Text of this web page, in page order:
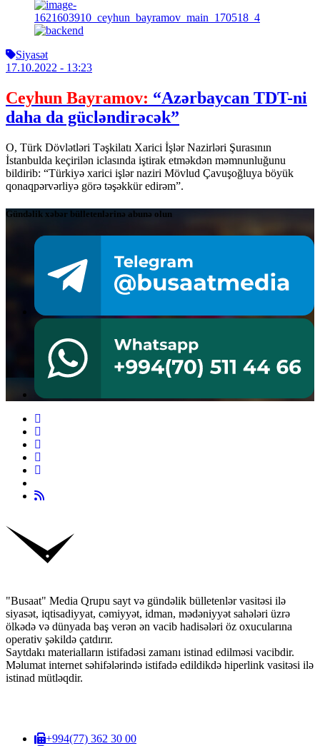
Siyasət
17.10.2022 - 13:23
Ceyhun Bayramov: “Azərbaycan TDT-ni
daha da gücləndirəcək”
O, Türk Dövlətləri Təşkilatı Xarici İşlər Nazirləri Şurasının
İstanbulda keçirilən iclasında iştirak etməkdən məmnunluğunu
bildirib: “Türkiyə xarici işlər naziri Mövlud Çavuşoğluya böyük
qonaqpərvərliyə görə təşəkkür edirəm”.
Gündəlik xəbər bülletenlərinə abunə olun
"Busaat" Media Qrupu sayt və gündəlik bülletenlər vasitəsi ilə
siyasət, iqtisadiyyat, cəmiyyət, idman, mədəniyyət sahələri üzrə
ölkədə və dünyada baş verən ən vacib hadisələri öz oxucularına
operativ şəkildə çatdırır.
Saytdakı materialların istifadəsi zamanı istinad edilməsi vacibdir.
Məlumat internet səhifələrində istifadə edildikdə hiperlink vasitəsi ilə
istinad mütləqdir.
+994(77) 362 30 00